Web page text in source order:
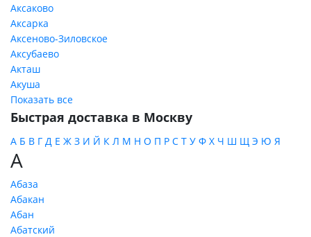
Аксаково
Аксарка
Аксеново-Зиловское
Аксубаево
Акташ
Акуша
Показать все
Быстрая доставка в Москву
А Б В Г Д Е Ж З И Й К Л М Н О П Р С Т У Ф Х Ч Ш Щ Э Ю Я
А
Абаза
Абакан
Абан
Абатский